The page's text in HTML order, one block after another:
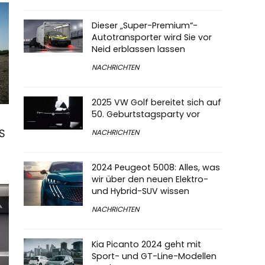
Dieser „Super-Premium“-
Autotransporter wird Sie vor
Neid erblassen lassen
NACHRICHTEN
2025 VW Golf bereitet sich auf
50. Geburtstagsparty vor
NACHRICHTEN
2024 Peugeot 5008: Alles, was
wir über den neuen Elektro-
und Hybrid-SUV wissen
NACHRICHTEN
Kia Picanto 2024 geht mit
Sport- und GT-Line-Modellen